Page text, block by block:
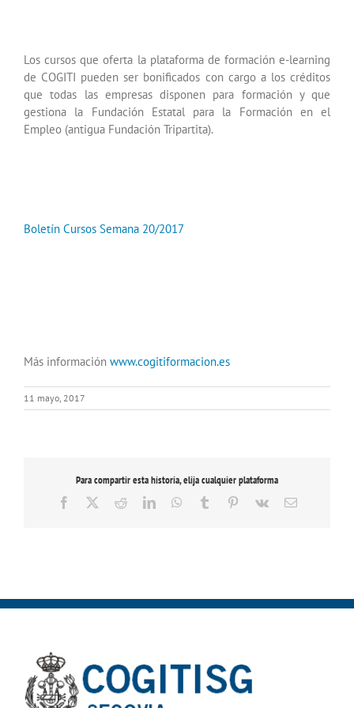
Los cursos que oferta la plataforma de formación e-learning
de COGITI pueden ser bonificados con cargo a los créditos
que todas las empresas disponen para formación y que
gestiona la Fundación Estatal para la Formación en el
Empleo (antigua Fundación Tripartita).
Boletín Cursos Semana 20/2017
Más información www.cogitiformacion.es
11 mayo, 2017
Para compartir esta historia, elija cualquier plataforma
Facebook RedditLinkedInWhatsApp
Tumblr Pinterest
Vk
Correo